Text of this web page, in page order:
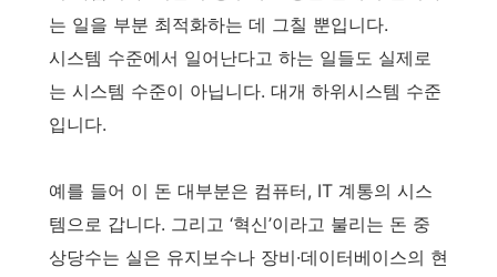
는 일을 부분 최적화하는 데 그칠 뿐입니다.
시스템 수준에서 일어난다고 하는 일들도 실제로
는 시스템 수준이 아닙니다. 대개 하위시스템 수준
입니다.
예를 들어 이 돈 대부분은 컴퓨터, IT 계통의 시스
템으로 갑니다. 그리고 ‘혁신’이라고 불리는 돈 중
상당수는 실은 유지보수나 장비·데이터베이스의 현